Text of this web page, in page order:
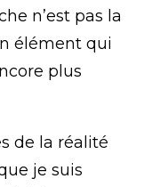
n’est pas la
élément qui
plus
de la réalité
je suis